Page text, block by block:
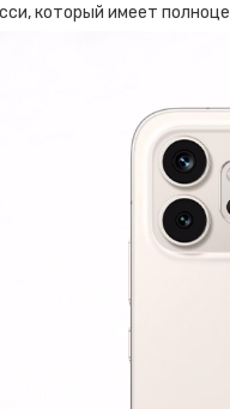
который имеет